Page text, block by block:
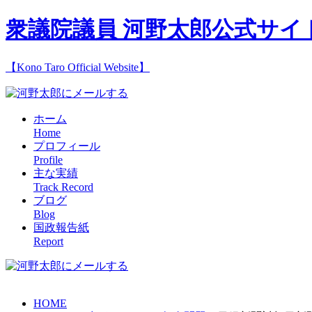
衆議院議員 河野太郎公式サイ
【Kono Taro Official Website】
ホーム
Home
プロフィール
Profile
主な実績
Track Record
ブログ
Blog
国政報告紙
Report
HOME